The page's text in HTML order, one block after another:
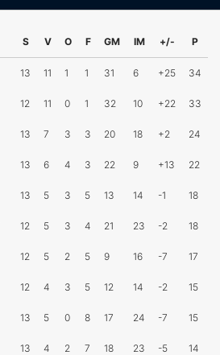
S V O F GM IM +/- P
13 11 1 1 31 6 +25 34
12 11 0 1 32 10 +22 33
13 7 3 3 20 18 +2 24
13 6 4 3 22 9 +13 22
13 5 3 5 13 14 -1 18
12 5 3 4 21 23 -2 18
12 5 2 5 9 16 -7 17
12 4 3 5 12 14 -2 15
13 5 0 8 17 24 -7 15
13 4 2 7 18 23 -5 14